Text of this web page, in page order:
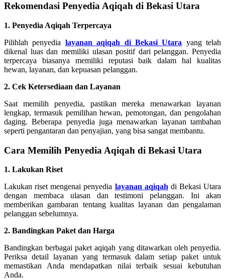
Rekomendasi Penyedia Aqiqah di Bekasi Utara
1. Penyedia Aqiqah Terpercaya
Pilihlah penyedia layanan aqiqah di Bekasi Utara yang telah
dikenal luas dan memiliki ulasan positif dari pelanggan. Penyedia
terpercaya biasanya memiliki reputasi baik dalam hal kualitas
hewan, layanan, dan kepuasan pelanggan.
2. Cek Ketersediaan dan Layanan
Saat memilih penyedia, pastikan mereka menawarkan layanan
lengkap, termasuk pemilihan hewan, pemotongan, dan pengolahan
daging. Beberapa penyedia juga menawarkan layanan tambahan
seperti pengantaran dan penyajian, yang bisa sangat membantu.
Cara Memilih Penyedia Aqiqah di Bekasi Utara
1. Lakukan Riset
Lakukan riset mengenai penyedia layanan aqiqahdi Bekasi Utara
dengan membaca ulasan dan testimoni pelanggan. Ini akan
memberikan gambaran tentang kualitas layanan dan pengalaman
pelanggan sebelumnya.
2. Bandingkan Paket dan Harga
Bandingkan berbagai paket aqiqah yang ditawarkan oleh penyedia.
Periksa detail layanan yang termasuk dalam setiap paket untuk
memastikan Anda mendapatkan nilai terbaik sesuai kebutuhan
Anda.